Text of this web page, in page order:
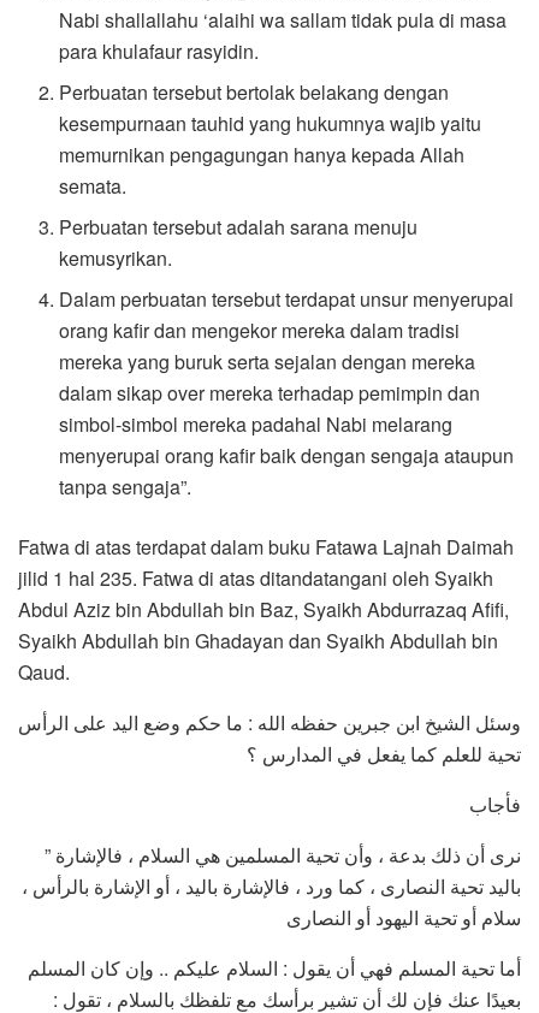
Nabi shallallahu ‘alaihi wa sallam tidak pula di masa
para khulafaur rasyidin.
Perbuatan tersebut bertolak belakang dengan
kesempurnaan tauhid yang hukumnya wajib yaitu
memurnikan pengagungan hanya kepada Allah
semata.
Perbuatan tersebut adalah sarana menuju
kemusyrikan.
Dalam perbuatan tersebut terdapat unsur menyerupai
orang kafir dan mengekor mereka dalam tradisi
mereka yang buruk serta sejalan dengan mereka
dalam sikap over mereka terhadap pemimpin dan
simbol-simbol mereka padahal Nabi melarang
menyerupai orang kafir baik dengan sengaja ataupun
tanpa sengaja”.
Fatwa di atas terdapat dalam buku Fatawa Lajnah Daimah
jilid 1 hal 235. Fatwa di atas ditandatangani oleh Syaikh
Abdul Aziz bin Abdullah bin Baz, Syaikh Abdurrazaq Afifi,
Syaikh Abdullah bin Ghadayan dan Syaikh Abdullah bin
Qaud.
وسئل الشيخ ابن جبرين حفظه الله : ما حكم وضع اليد على الرأس
تحية للعلم كما يفعل في المدارس ؟
فأجاب
” نرى أن ذلك بدعة ، وأن تحية المسلمين هي السلام ، فالإشارة
باليد تحية النصارى ، كما ورد ، فالإشارة باليد ، أو الإشارة بالرأس ،
سلام أو تحية اليهود أو النصارى
أما تحية المسلم فهي أن يقول : السلام عليكم .. وإن كان المسلم
بعيدًا عنك فإن لك أن تشير برأسك مع تلفظك بالسلام ، تقول :